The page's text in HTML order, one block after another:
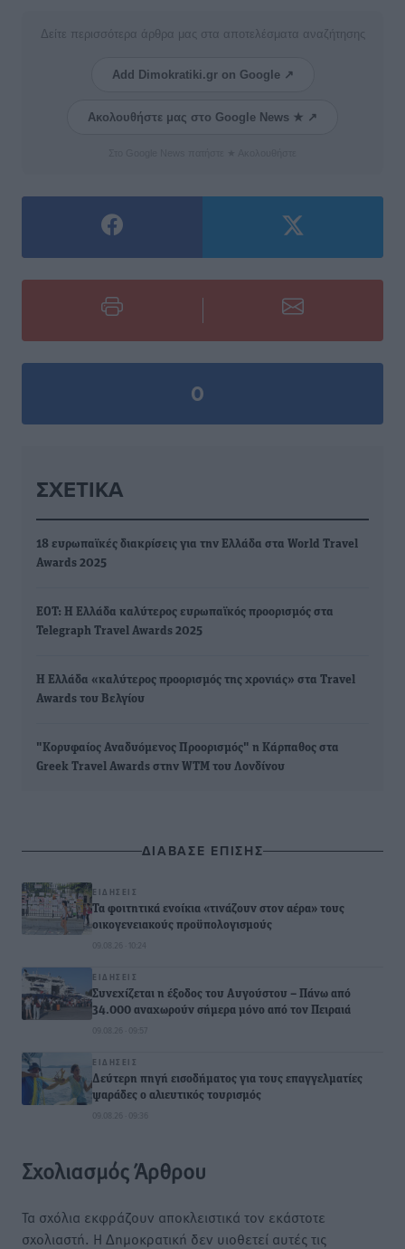
Δείτε περισσότερα άρθρα μας στα αποτελέσματα αναζήτησης
Add Dimokratiki.gr on Google ↗
Ακολουθήστε μας στο Google News ★ ↗
0
ΣΧΕΤΙΚΆ
18 ευρωπαϊκές διακρίσεις για την Ελλάδα στα World Travel
Awards 2025
ΕΟΤ: Η Ελλάδα καλύτερος ευρωπαϊκός προορισμός στα
Telegraph Travel Awards 2025
Η Ελλάδα «καλύτερος προορισμός της χρονιάς» στα Travel
Awards του Βελγίου
"Κορυφαίος Αναδυόμενος Προορισμός" η Κάρπαθος στα
Greek Travel Awards στην WTM του Λονδίνου
ΔΙΑΒΑΣΕ ΕΠΙΣΗΣ
ΕΙΔΉΣΕΙΣ
Τα φοιτητικά ενοίκια «τινάζουν στον αέρα» τους
οικογενειακούς προϋπολογισμούς
09.08.26 · 10:24
ΕΙΔΉΣΕΙΣ
Συνεχίζεται η έξοδος του Αυγούστου – Πάνω από
34.000 αναχωρούν σήμερα μόνο από τον Πειραιά
09.08.26 · 09:57
ΕΙΔΉΣΕΙΣ
Δεύτερη πηγή εισοδήματος για τους επαγγελματίες
ψαράδες ο αλιευτικός τουρισμός
09.08.26 · 09:36
Σχολιασμός Άρθρου
Τα σχόλια εκφράζουν αποκλειστικά τον εκάστοτε
σχολιαστή. Η Δημοκρατική δεν υιοθετεί αυτές τις